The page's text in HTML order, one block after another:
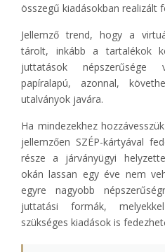
összegű kiadásokban realizált
Jellemző trend, hogy a
tárolt, inkább a tartalékok
juttatások népszerűsége
papíralapú, azonnal,
utalványok javára.
Ha mindezekhez
jellemzően SZÉP-kártyával
része a járványügyi
okán lassan egy éve nem
egyre nagyobb
juttatási formák,
szükséges kiadások is